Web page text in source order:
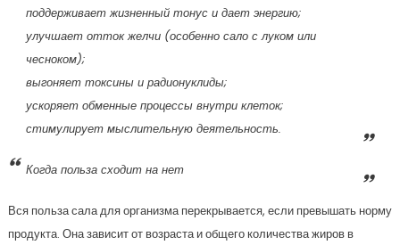
поддерживает жизненный тонус и дает энергию;
улучшает отток желчи (особенно сало с луком или
чесноком);
выгоняет токсины и радионуклиды;
ускоряет обменные процессы внутри клеток;
стимулирует мыслительную деятельность.
Когда польза сходит на нет
Вся польза сала для организма перекрывается, если превышать норму
продукта. Она зависит от возраста и общего количества жиров в